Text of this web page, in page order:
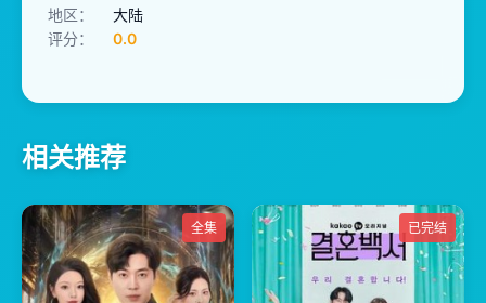
地区：
大陆
评分：
0.0
相关推荐
全集 已完结